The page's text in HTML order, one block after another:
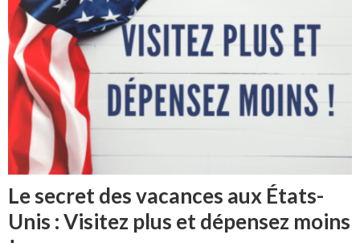
Le secret des vacances aux États-
Unis : Visitez plus et dépensez moins